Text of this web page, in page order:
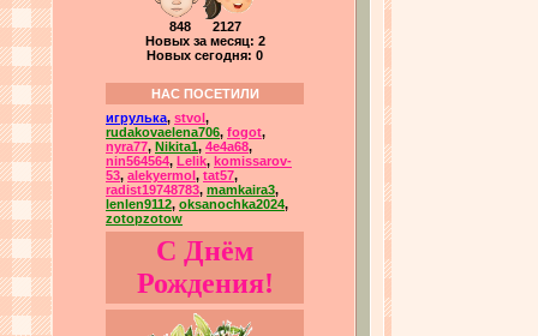
848 2127
Новых за месяц: 2
Новых сегодня: 0
НАС ПОСЕТИЛИ
игрулька, stvol ,
rudakovaelena706, fogot,
nyra77, Nikita1, 4e4a68,
nin564564, Lelik, komissarov-
53, alekyermol , tat57,
radist19748783, mamkaira3,
lenlen9112, oksanochka2024,
zotopzotow
С Днём
Рождения!